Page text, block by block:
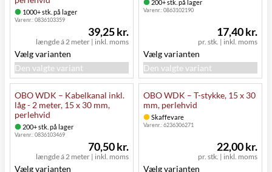
1000+ stk. på lager
Varenr.:0836103359
længde á 2 meter | inkl. moms
39,25 kr.
Vælg varianten
Den valgte variant
200+ stk. på lager
Varenr.:0863102190
pr. stk. | inkl. moms
17,40 kr.
Vælg varianten
Den valgte variant
OBO WDK – Kabelkanal inkl.
låg - 2 meter, 15 x 30 mm,
perlehvid
200+ stk. på lager
Varenr.:0836103469
længde á 2 meter | inkl. moms
70,50 kr.
Vælg varianten
OBO WDK – T-stykke, 15 x 30
mm, perlehvid
Skaffevare
Varenr.:6236306271
pr. stk. | inkl. moms
22,00 kr.
Vælg varianten